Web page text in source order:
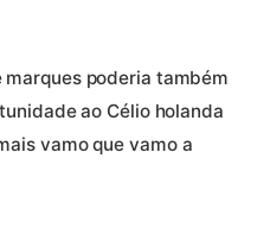
marques poderia também
ao Célio holanda
vamo que vamo a